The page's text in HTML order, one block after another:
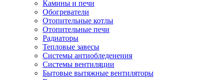
Камины и печи
Обогреватели
Отопительные котлы
Отопительные печи
Радиаторы
Тепловые завесы
Системы антиобледенения
Системы вентиляции
Бытовые вытяжные вентиляторы